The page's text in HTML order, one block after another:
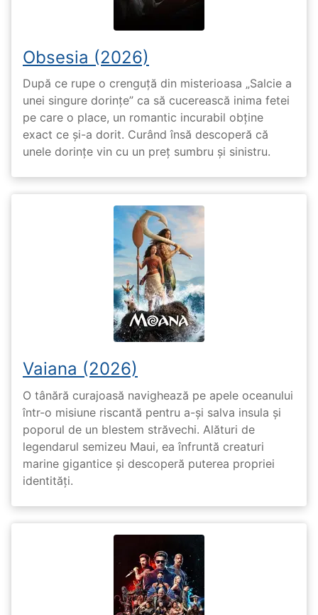
Obsesia (2026)
După ce rupe o crenguță din misterioasa „Salcie a
unei singure dorințe” ca să cucerească inima fetei
pe care o place, un romantic incurabil obține
exact ce și-a dorit. Curând însă descoperă că
unele dorințe vin cu un preț sumbru și sinistru.
Vaiana (2026)
O tânără curajoasă navighează pe apele oceanului
într-o misiune riscantă pentru a-și salva insula și
poporul de un blestem străvechi. Alături de
legendarul semizeu Maui, ea înfruntă creaturi
marine gigantice și descoperă puterea propriei
identități.